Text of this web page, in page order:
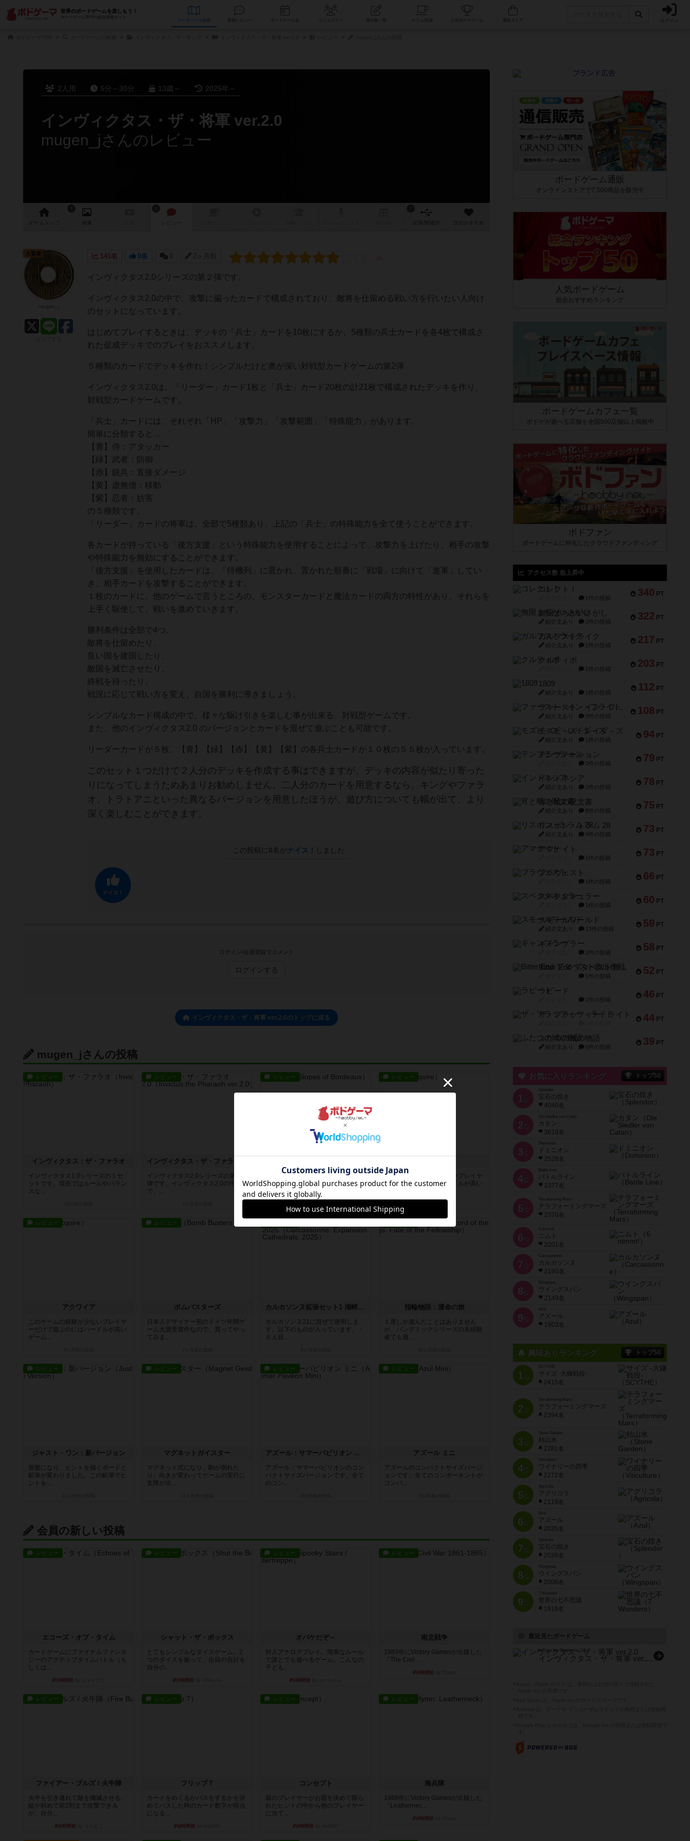
世界のボードゲームを楽しもう！
ボードゲーム専門の総合情報サイト
データベース コミュニティ 人気ボードゲーム ログイン
2人用 5分～30分 13歳～ 2025年～
インヴィクタス・ザ・将軍 ver.2.0
mugen_jさんのレビュー
ゲーム 画像 レビュー 作 次のおすすめ
141名 0名 0 2ヶ月前
インヴィクタス2.0シリーズの第２弾です。
インヴィクタス2.0の中で、攻撃に偏ったカードで構成されており、敵将を仕留める戦い方を行いたい人向け
のセットになっています。
はじめてプレイするときは、デッキの「兵士」カードを10枚にするか、5種類の兵士カードを各4枚で構成さ
れた促成デッキでのプレイをおススメします。
５種類のカードでデッキを作れ！シンプルだけど奥が深い対戦型カードゲームの第2弾
インヴィクタス2.0は、「リーダー」カード1枚と「兵士」カード20枚の計21枚で構成されたデッキを作り、
対戦型カードゲームです。
「兵士」カードには、それぞれ「HP」「攻撃力」「攻撃範囲」「特殊能力」があります。
簡単に分類すると…
【青】侍：アタッカー
【緑】武者：防御
【赤】銃兵：直接ダメージ
【黄】虚無僧：移動
【紫】忍者：妨害
の５種類です。
「リーダー」カードの将軍は、全部で5種類あり、上記の「兵士」の特殊能力を全て使うことができます。
各カードが持っている「後方支援」という特殊能力を使用することによって、攻撃力を上げたり、相手の攻撃
や特殊能力を無効にすることができます。
「後方支援」を使用したカードは、「待機列」に置かれ、置かれた順番に「戦場」に向けて「進軍」してい
き、相手カードを攻撃することができます。
１枚のカードに、他のゲームで言うところの、モンスターカードと魔法カードの両方の特性があり、それらを
上手く駆使して、戦いを進めていきます。
勝利条件は全部で4つ。
敵将を仕留めたり、
良い国を建国したり、
敵国を滅亡させたり、
終戦を待ったり、
戦況に応じて戦い方を変え、自国を勝利に導きましょう。
シンプルなカード構成の中で、様々な駆け引きを楽しむ事が出来る、対戦型ゲームです。
また、他のインヴィクタス2.0 のバージョンとカードを混ぜて遊ぶことも可能です。
リーダーカードが５枚、【青】【緑】【赤】【黄】【紫】の各兵士カードが１０枚の５５枚が入っています。
このセット１つだけで２人分のデッキを作成する事はできますが、デッキの内容が似たり寄った
りになってしまうためあまりお勧めしません。二人分のカードを用意するなら、キングやファラ
オ、トラトアニといった異なるバージョンを用意したほうが、遊び方についても幅が出て、より
深く楽しむことができます。
この投稿に 0名がナイス！ しました
ナイス！
大賢者
ログイン/会員登録でコメント
ログインする
インヴィクタス・ザ・将軍 ver.2.0のトップに戻る
mugen_jさんの投稿
レビュー
インヴィクタス：ザ・ファラオ
インヴィクタス1.0シリーズの１セ
ットです。現在ではルールやバラン
スな...
レビュー
インヴィクタス2.0シリーズの第３
弾です。インヴィクタス2.0の中
で、...
レビュー
幅広い年齢層のプレイヤーが同時に
楽しむことができるゲームです。特
徴的な...
レビュー
このゲームの経験が少ないプレイヤ
ーだけで遊ぶのにはハードルが高い
レビュー
アクワイア
このゲームの経験が少ないプレイヤ
ーだけで遊ぶのにはハードルが高い
ゲーム...
レビュー
ボムバスターズ
日本人デザイナー初のドイツ年間ゲ
ーム大賞受賞作なので、買ってやっ
てみま...
カルカソンヌ拡張セット1 湖畔の宿と大聖堂：2025
カルカソンヌ21に混ぜて使用しま
す。以下のものが入っています。・
６人目...
指輪物語：運命の旅
１度しか遊んだことはありません
が、パンデミックシリーズの未経験
者でも遊...
レビュー
ジャスト・ワン：新バージョン
新盤になり、ヒントを描くボードと
鉛筆が変わりました。この鉛筆でヒ
ントを...
レビュー
マグネットガイスター
マグネット式になり、駒が倒れた
り、向きが変わってゲームの実行に
支障が出...
レビュー
アズール：サマーパビリオン ミニ
アズール：サマーパビリオンのコン
パクトサイズバージョンです。全て
のコン...
レビュー
アズール ミニ
アズールのコンパクトサイズバージ
ョンです。全てのコンポーネントが
コンパ...
会員の新しい投稿
レビュー
エコーズ・オブ・タイム
カードゲームにファイナルファンタ
ジーのアクティブタイムバトル（も
しくは...
約1時間前
レビュー
シャット・ザ・ボックス
とてもシンプルなダイスゲーム。2
つのダイスを振って、出目の合計を
自分の...
約1時間前
レビュー
オバケだぞ～
対人アナログプレイ。簡単なルール
で誰とでも遊べるゲーム。こんなの
子ども...
約3時間前
レビュー
南北戦争
1983年にVictory Gamesが出版した
『The Civil ...
約6時間前
レビュー
ファイアー・ブルズ / 火牛陣
火牛を引き連れて敵を殲滅させる。
縦か斜めで前2列まで攻撃できる
が、自分...
約8時間前
レビュー
フリップ７
カードをめくるかパスをするかを決
めてパスした時のカード数字が得点
になる...
約8時間前
レビュー
コンセプト
親のプレイヤーがお題を決めて限ら
れたヒントの中から他のプレイヤー
に当て...
約9時間前
レビュー
海兵隊
1988年にVictory Gamesが出版した
『Leathernec...
約9時間前
ボードゲーム通販
オンラインストアで7,500商品を販売中
人気ボードゲーム
総合おすすめランキング
ボードゲームカフェ一覧
ボドゲが遊べる店舗を全国500店舗以上掲載中
ボドファン
ボードゲームに特化したクラウドファンディング
アクセス数 急上昇中
340 PT
コレクト！
1件の投稿
322 PT
無限まちがいさがし
紹介文あり 2件の投稿
217 PT
ガルフストライク
紹介文あり 1件の投稿
203 PT
クルティボ
1件の投稿
112 PT
1809
紹介文あり 1件の投稿
108 PT
ファースト・イン・フライト
紹介文あり 3件の投稿
94 PT
モズビ－ズ・レイダ－ズ
紹介文あり 1件の投稿
79 PT
テンプテーション
2件の投稿
78 PT
インドネシア
紹介文あり 2件の投稿
75 PT
宵と暁の呪文書
紹介文あり 8件の投稿
73 PT
リスボン・トラム 28
紹介文あり 9件の投稿
73 PT
アマナイト
1件の投稿
66 PT
ブラヴェスト
1件の投稿
60 PT
スペクタキュラー
1件の投稿
59 PT
スモールワールド
紹介文あり 13件の投稿
58 PT
ギャンブラー
2件の投稿
52 PT
Bitter End ブタペスト救出作戦
1件の投稿
46 PT
ラピード
1件の投稿
44 PT
ザ・フラッフィー・ライト
39 PT
ふたつの城の物語
紹介文あり 6件の投稿
お気に入りランキング トップ50
1 位
宝石の煌き
4040名
2 位
Die Siedler von Catan
カタン
3616名
3 位
ドミニオン
2528名
4位
Battle Line
バトルライン
2377名
5 位
Terraforming Mars
テラフォーミングマーズ
2370名
6 位
ニムト
2201名
7 位
Carcassonne
カルカソンヌ
2190名
8 位
Wingspan
ウイングスパン
2149名
9 位
Azul
アズール
1903名
興味ありランキング トップ50
1位
SCYTHE
サイズ -大鎌戦役-
2415名
2位
Terraforming Mars
テラフォーミングマーズ
2394名
3位
Stone Garden
枯山水
2281名
4位
Viticulture
ワイナリーの四季
2272名
5位
Agricola
アグリコラ
2119名
6位
Azul
アズール
2035名
7位
宝石の煌き
2028名
8位
Wingspan
ウイングスパン
2006名
9位
7 Wonders
世界の七不思議
1919名
最近見たボードゲーム
Invictus the Shogun ver.2.0
インヴィクタス・ザ・将軍 ver.2.0